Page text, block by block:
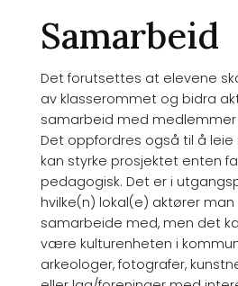
Samarbeid
Det forutsettes at elevene
av klasserommet og bidra
samarbeid med
Det oppfordres også til å leie
kan styrke prosjektet enten
pedagogisk. Det er i
hvilke(n) lokal(e) aktører
samarbeide med, men det
være kulturenheten i
arkeologer, fotografer,